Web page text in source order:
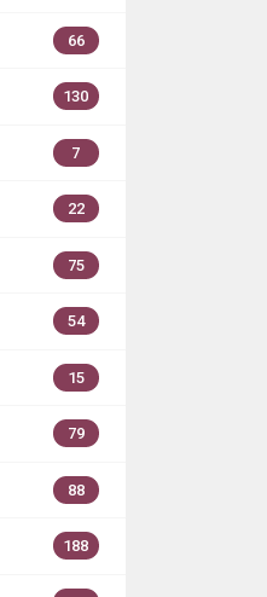
66
130
7
22
75
54
15
79
88
188